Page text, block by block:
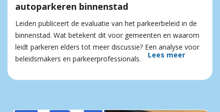
autoparkeren binnenstad
Leiden publiceert de evaluatie van het parkeerbeleid in de
binnenstad. Wat betekent dit voor gemeenten en waarom
leidt parkeren elders tot meer discussie? Een analyse voor
beleidsmakers en parkeerprofessionals.
Lees meer